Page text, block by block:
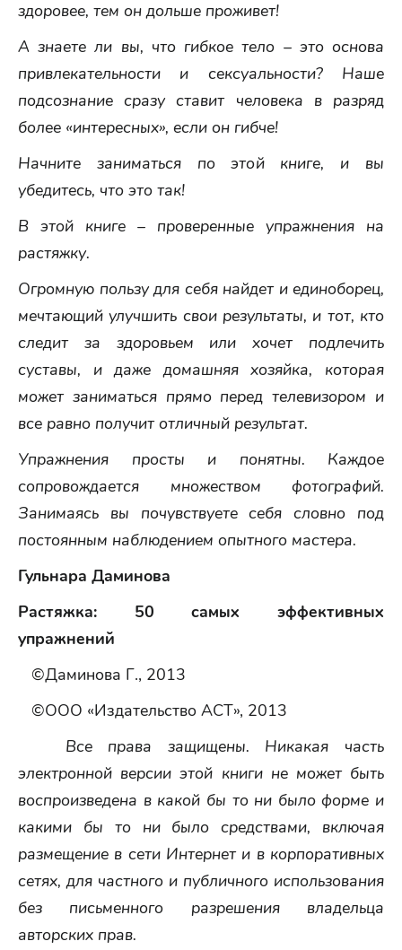
здоровее, тем он дольше проживет!
А знаете ли вы, что гибкое тело – это основа
привлекательности и сексуальности? Наше
подсознание сразу ставит человека в разряд
более «интересных», если он гибче!
Начните заниматься по этой книге, и вы
убедитесь, что это так!
В этой книге – проверенные упражнения на
растяжку.
Огромную пользу для себя найдет и единоборец,
мечтающий улучшить свои результаты, и тот, кто
следит за здоровьем или хочет подлечить
суставы, и даже домашняя хозяйка, которая
может заниматься прямо перед телевизором и
все равно получит отличный результат.
Упражнения просты и понятны. Каждое
сопровождается множеством фотографий.
Занимаясь вы почувствуете себя словно под
постоянным наблюдением опытного мастера.
Гульнара Даминова
Растяжка: 50 самых эффективных
упражнений
©Даминова Г., 2013
©ООО «Издательство АСТ», 2013
Все права защищены. Никакая часть
электронной версии этой книги не может быть
воспроизведена в какой бы то ни было форме и
какими бы то ни было средствами, включая
размещение в сети Интернет и в корпоративных
сетях, для частного и публичного использования
без письменного разрешения владельца
авторских прав.